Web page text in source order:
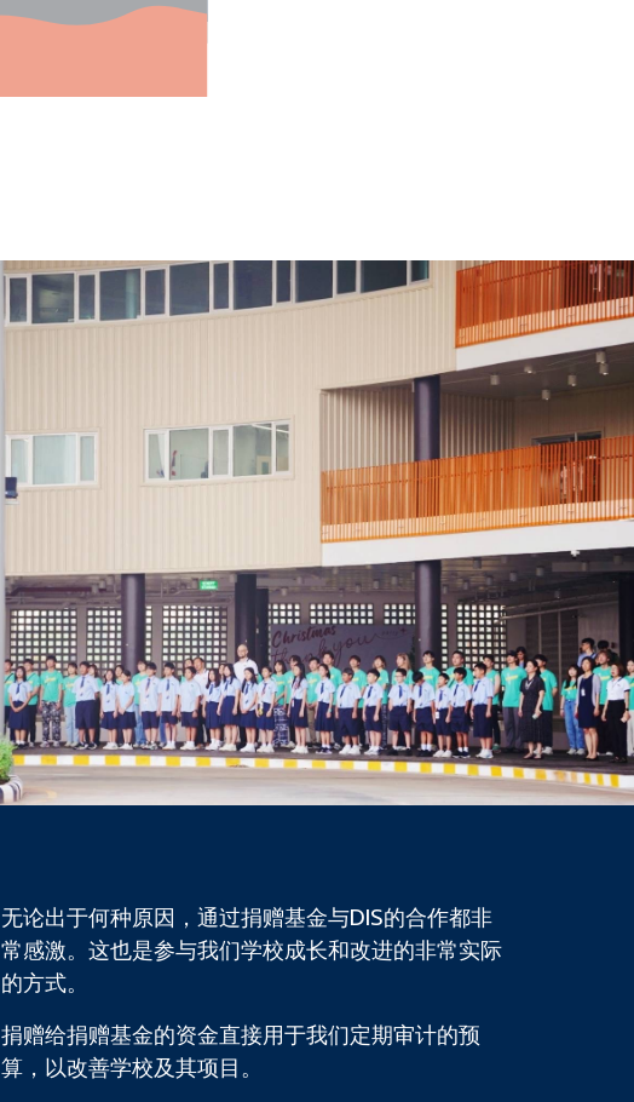
无论出于何种原因，通过捐赠基金与DIS的合作都非
常感激。这也是参与我们学校成长和改进的非常实际
的方式。
捐赠给捐赠基金的资金直接用于我们定期审计的预
算，以改善学校及其项目。